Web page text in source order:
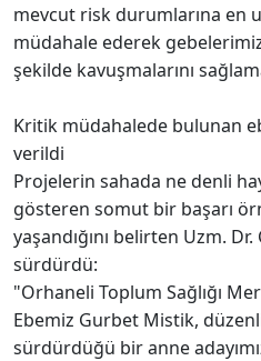
mevcut risk durumlarına en
müdahale ederek
şekilde kavuşmalarını
Kritik müdahalede bulunan
verildi
Projelerin sahada ne denli
gösteren somut bir başarı
yaşandığını belirten Uzm.
sürdürdü:
"Orhaneli Toplum Sağlığı
Ebemiz Gurbet Mistik,
sürdürdüğü bir anne